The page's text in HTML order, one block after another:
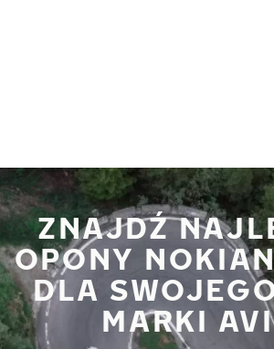
ZNAJDŹ
OPONY
DLA
MARKI